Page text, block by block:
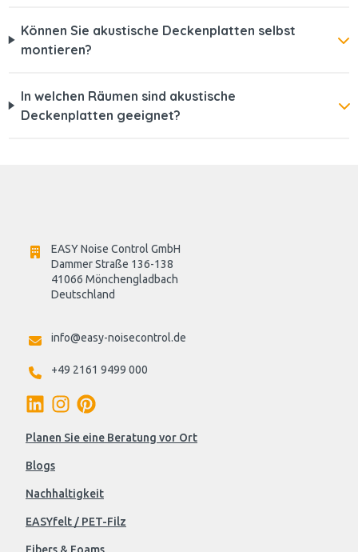
Können Sie akustische Deckenplatten selbst
montieren?
In welchen Räumen sind akustische
Deckenplatten geeignet?
EASY Noise Control GmbH
Dammer Straße 136-138
41066 Mönchengladbach
Deutschland
info@easy-noisecontrol.de
+49 2161 9499 000
Planen Sie eine Beratung vor Ort
Blogs
Nachhaltigkeit
EASYfelt / PET-Filz